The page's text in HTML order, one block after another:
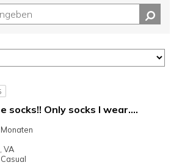
socks!! Only socks I wear....
VA
Casual